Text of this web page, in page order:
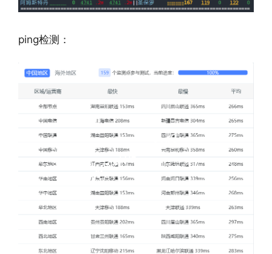
ping检测：